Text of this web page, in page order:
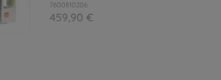
7600810206
459,90 €